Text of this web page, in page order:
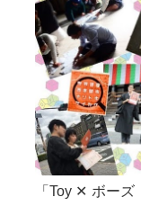
「Toy ✕ ボー